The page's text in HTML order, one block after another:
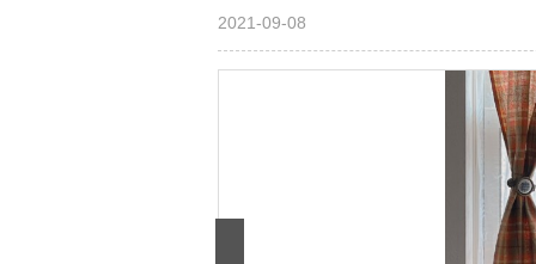
2021-09-08